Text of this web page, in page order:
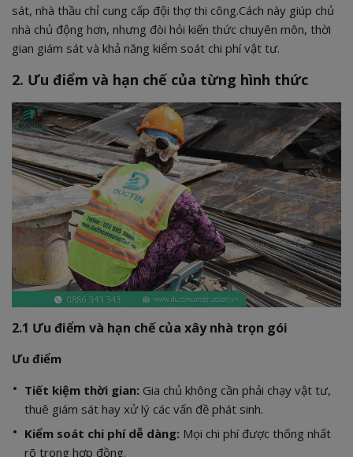
sát, nhà thầu chỉ cung cấp đội thợ thi công.Cách này giúp chủ
nhà chủ động hơn, nhưng đòi hỏi kiến thức chuyên môn, thời
gian giám sát và khả năng kiểm soát chi phí vật tư.
2. Ưu điểm và hạn chế của từng hình thức
2.1 Ưu điểm và hạn chế của xây nhà trọn gói
Ưu điểm
Tiết kiệm thời gian: Gia chủ không cần phải chạy vật tư,
thuê giám sát hay xử lý các vấn đề phát sinh.
Kiểm soát chi phí dễ dàng: Mọi chi phí được thống nhất
rõ trong hợp đồng.